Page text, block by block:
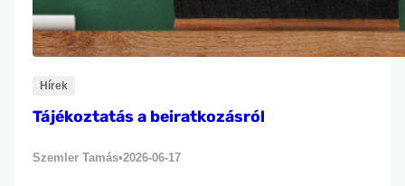
Hírek
Tájékoztatás a beiratkozásról
Szemler Tamás•2026-06-17